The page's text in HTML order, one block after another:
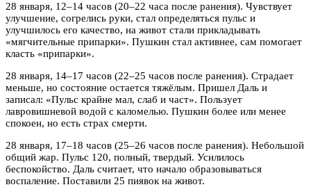
28 января, 12–14 часов (20–22 часа после ранения). Чувствует
улучшение, согрелись руки, стал определяться пульс и
улучшилось его качество, на живот стали прикладывать
«мягчительные припарки». Пушкин стал активнее, сам помогает
класть «припарки».
28 января, 14–17 часов (22–25 часов после ранения). Страдает
меньше, но состояние остается тяжёлым. Пришел Даль и
записал: «Пульс крайне мал, слаб и част». Пользует
лавровишневой водой с каломелью. Пушкин более или менее
спокоен, но есть страх смерти.
28 января, 17–18 часов (25–26 часов после ранения). Небольшой
общий жар. Пульс 120, полный, твердый. Усилилось
беспокойство. Даль считает, что начало образовываться
воспаление. Поставили 25 пиявок на живот.